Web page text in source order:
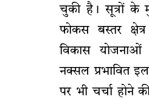
चुकी है। सूत्रों के
फोकस बस्तर
विकास योजनाओं
नक्सल प्रभावित
पर भी चर्चा होने